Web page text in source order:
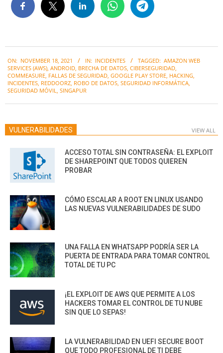
11-
18
ON: NOVEMBER 18, 2021 IN: INCIDENTES TAGGED: AMAZON WEB
SERVICES (AWS) ANDROID BRECHA DE DATOS CIBERSEGURIDAD
COMMEASURE FALLAS DE SEGURIDAD GOOGLE PLAY STORE HACKING
INCIDENTES REDDOORZ ROBO DE DATOS SEGURIDAD INFORMÁTICA
SEGURIDAD MÓVIL
SINGAPUR
VULNERABILIDADES VIEW ALL
ACCESO TOTAL SIN CONTRASEÑA: EL EXPLOIT
DE SHAREPOINT QUE TODOS QUIEREN
PROBAR
CÓMO ESCALAR A ROOT EN LINUX USANDO
LAS NUEVAS VULNERABILIDADES DE SUDO
UNA FALLA EN WHATSAPP PODRÍA SER LA
PUERTA DE ENTRADA PARA TOMAR CONTROL
TOTAL DE TU PC
¡EL EXPLOIT DE AWS QUE PERMITE A LOS
HACKERS TOMAR EL CONTROL DE TU NUBE
SIN QUE LO SEPAS!
LA VULNERABILIDAD EN UEFI SECURE BOOT
QUE TODO PROFESIONAL DE TI DEBE